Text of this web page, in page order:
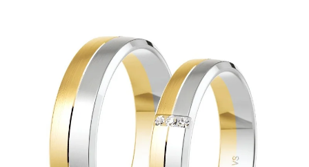
afbeeldingen-